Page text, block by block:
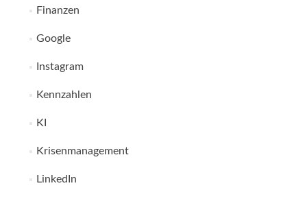
Finanzen
Google
Instagram
Kennzahlen
KI
Krisenmanagement
LinkedIn